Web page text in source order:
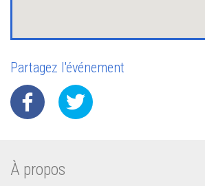
Partagez l'événement
À propos